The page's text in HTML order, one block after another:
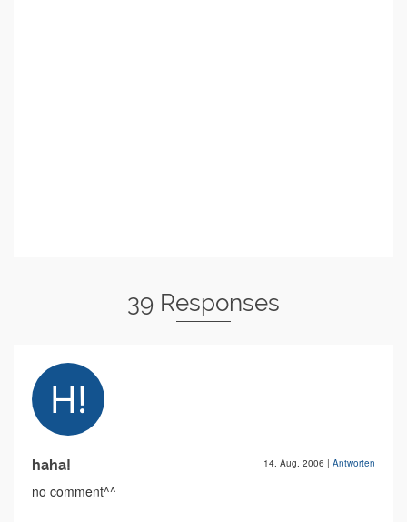
39 Responses
haha! 14. Aug. 2006 | Antworten
no comment^^